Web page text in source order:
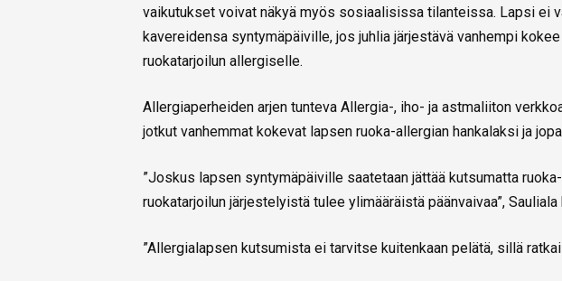
vaikutukset voivat näkyä myös sosiaalisissa tilanteissa. Lapsi ei
kavereidensa syntymäpäiville, jos juhlia järjestävä vanhempi
ruokatarjoilun allergiselle.
Allergiaperheiden arjen tunteva Allergia-, iho- ja astmaliiton
jotkut vanhemmat kokevat lapsen ruoka-allergian hankalaksi ja
”Joskus lapsen syntymäpäiville saatetaan jättää kutsumatta
ruokatarjoilun järjestelyistä tulee ylimääräistä päänvaivaa”,
”Allergialapsen kutsumista ei tarvitse kuitenkaan pelätä, sillä